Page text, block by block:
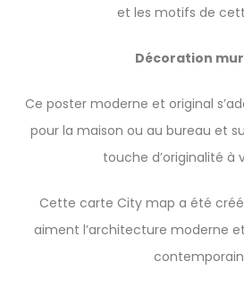
et les motifs de
Décoration
Ce poster moderne et original
pour la maison ou au bureau et
touche d’originalité à
Cette carte City map a été
aiment l’architecture moderne